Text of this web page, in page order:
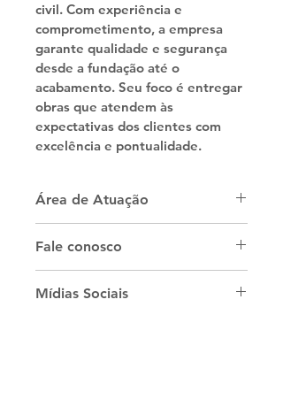
civil. Com experiência e
comprometimento, a empresa
garante qualidade e segurança
desde a fundação até o
acabamento. Seu foco é entregar
obras que atendem às
expectativas dos clientes com
excelência e pontualidade.
Área de Atuação
estado do Rio de Janeiro, na
cidade de Guapimirim.
Fale conosco
Mídias Sociais